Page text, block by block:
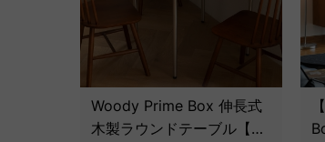
Woody Prime Box 伸長式
木製ラウンドテーブル【高